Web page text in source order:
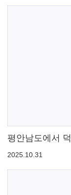
평안남도에서
2025.10.31